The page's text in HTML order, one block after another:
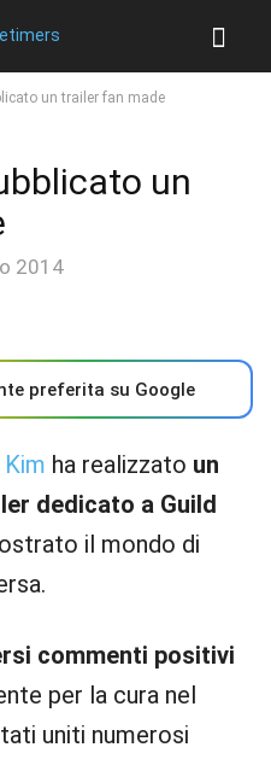
un trailer fan made
un
2014
preferita su Google
Kim ha realizzato un
dedicato a Guild
il mondo di
commenti positivi
per la cura nel
uniti numerosi